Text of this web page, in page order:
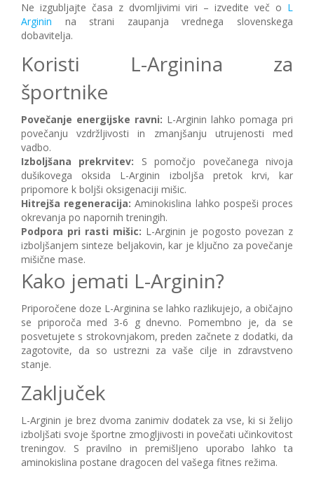
Ne izgubljajte časa z dvomljivimi viri – izvedite več o L
Arginin na strani zaupanja vrednega slovenskega
dobavitelja.
Koristi L-Arginina za
športnike
Povečanje energijske ravni: L-Arginin lahko pomaga pri
povečanju vzdržljivosti in zmanjšanju utrujenosti med
vadbo.
Izboljšana prekrvitev: S pomočjo povečanega nivoja
dušikovega oksida L-Arginin izboljša pretok krvi, kar
pripomore k boljši oksigenaciji mišic.
Hitrejša regeneracija: Aminokislina lahko pospeši proces
okrevanja po napornih treningih.
Podpora pri rasti mišic: L-Arginin je pogosto povezan z
izboljšanjem sinteze beljakovin, kar je ključno za povečanje
mišične mase.
Kako jemati L-Arginin?
Priporočene doze L-Arginina se lahko razlikujejo, a običajno
se priporoča med 3-6 g dnevno. Pomembno je, da se
posvetujete s strokovnjakom, preden začnete z dodatki, da
zagotovite, da so ustrezni za vaše cilje in zdravstveno
stanje.
Zaključek
L-Arginin je brez dvoma zanimiv dodatek za vse, ki si želijo
izboljšati svoje športne zmogljivosti in povečati učinkovitost
treningov. S pravilno in premišljeno uporabo lahko ta
aminokislina postane dragocen del vašega fitnes režima.